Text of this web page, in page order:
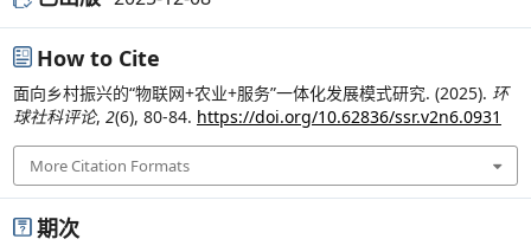
How to Cite
面向乡村振兴的“物联网+农业+服务”一体化发展模式研究. (2025). 环
球社科评论, 2(6), 80-84. https://doi.org/10.62836/ssr.v2n6.0931
More Citation Formats
期次